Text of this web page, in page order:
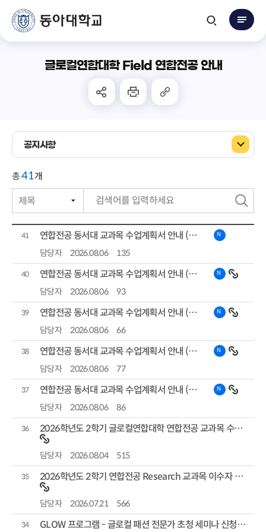
글로컬연합대학 Field 연합전공 안내
공지사항
총41개
검
색
번호
제목
작성자
작성일자
조회수
41 연합전공 동서대 교과목 수업계획서 안내 (첨단콘텐츠 전공) N
담당자 2026.08.06 135
40 연합전공 동서대 교과목 수업계획서 안내 (전력반도체 전공) N
담당자 2026.08.06 93
39 연합전공 동서대 교과목 수업계획서 안내 (융합디자인 전공) N
담당자 2026.08.06 66
38 연합전공 동서대 교과목 수업계획서 안내 (휴먼메타케어 전공) N
담당자 2026.08.06 77
37 연합전공 동서대 교과목 수업계획서 안내 (헤리티지콘텐츠 전공) N
담당자 2026.08.06 86
36 2026학년도 2학기 글로컬연합대학 연합전공 교과목 수강신청 안내
담당자 2026.08.04 515
35 2026학년도 2학기 연합전공 Research 교과목 이수자 모집안내
담당자 2026.07.21 566
34 GLOW 프로그램 - 글로컬 패션 전문가 초청 세미나 신청자 모집안내